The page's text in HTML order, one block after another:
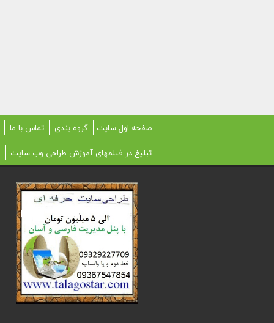
صفحه اول سایت گروه بندی تماس با ما
تبلیغ در فیلمهای آموزش طراحی وب سایت